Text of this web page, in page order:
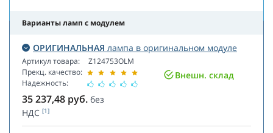
Варианты ламп с модулем
ОРИГИНАЛЬНАЯ лампа в оригинальном модуле
Артикул товара:
Прекц. качество:
Надежность:
Z124753OLM
Внешн. склад
35 237,48 руб. без
НДС [1]